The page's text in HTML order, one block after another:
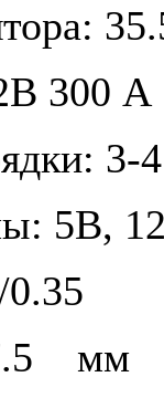
300 А
5В,
0.2/
7.5 мм